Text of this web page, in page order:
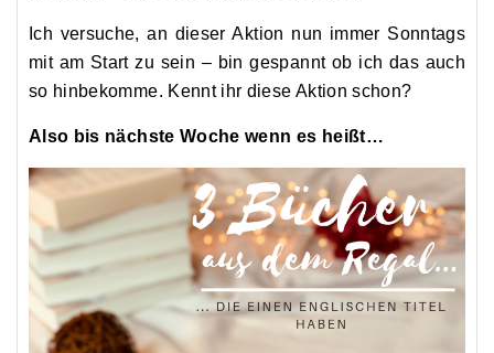
Ich versuche, an dieser Aktion nun immer Sonntags
mit am Start zu sein – bin gespannt ob ich das auch
so hinbekomme. Kennt ihr diese Aktion schon?
Also bis nächste Woche wenn es heißt…